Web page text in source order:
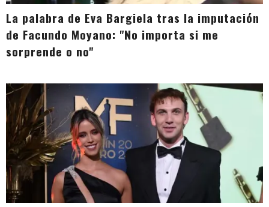
La palabra de Eva Bargiela tras la imputación
de Facundo Moyano: "No importa si me
sorprende o no"